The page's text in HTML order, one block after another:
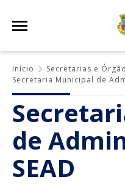
Início
Secretarias e
Secretaria Municipal de
de
SEAD